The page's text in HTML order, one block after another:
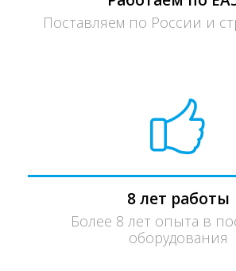
Поставляем по России и
8 лет работы
Более 8 лет опыта в
оборудования